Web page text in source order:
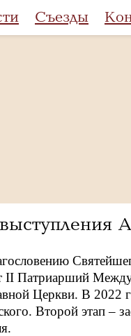
Съезды
II Патриарший
Церкви. В 2022
Второй этап –